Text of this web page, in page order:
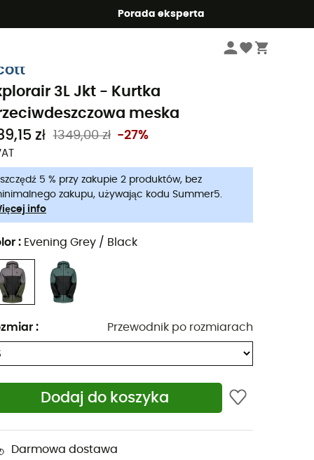
Porada eksperta
Kurtki przeciwdeszczowe meskie
3L Jkt - Kurtka
meska
zł 1349,00 zł -27%
5 % przy zakupie 2 produktów, bez
zakupu, używając kodu Summer5.
info
: Evening Grey / Black
: Przewodnik po rozmiarach
Dodaj do koszyka
Darmowa dostawa